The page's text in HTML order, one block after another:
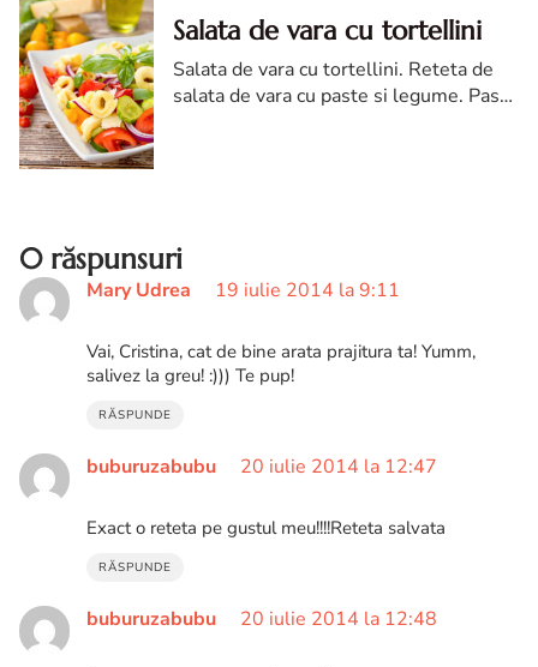
Salata de vara cu tortellini
Salata de vara cu tortellini. Reteta de
salata de vara cu paste si legume. Paste
0 răspunsuri
Mary Udrea 19 iulie 2014 la 9:11
Vai, Cristina, cat de bine arata prajitura ta! Yumm,
salivez la greu! :))) Te pup!
RĂSPUNDE
buburuzabubu 20 iulie 2014 la 12:47
Exact o reteta pe gustul meu!!!!Reteta salvata
RĂSPUNDE
buburuzabubu 20 iulie 2014 la 12:48